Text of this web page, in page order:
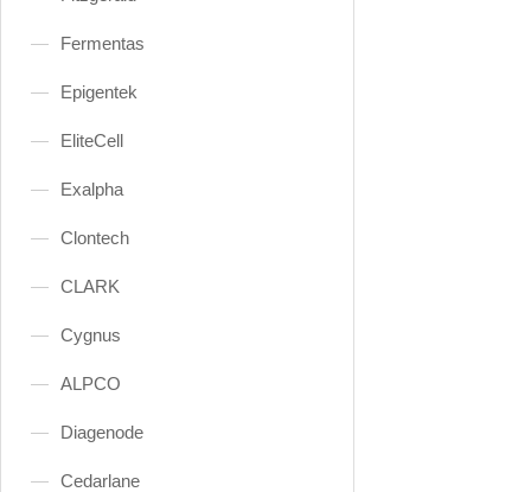
Fermentas
Epigentek
EliteCell
Exalpha
Clontech
CLARK
Cygnus
ALPCO
Diagenode
Cedarlane